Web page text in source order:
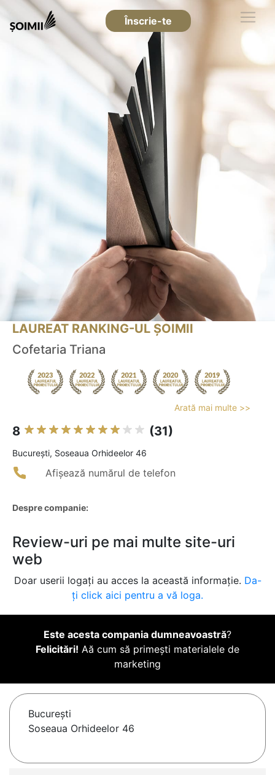
Înscrie-te
LAUREAT RANKING-UL ȘOIMII
Cofetaria Triana
Arată mai multe >>
8 (31)
Bucureşti, Soseaua Orhideelor 46
Afișează numărul de telefon
Despre companie:
Review-uri pe mai multe site-uri
web
Doar userii logați au acces la această informație. Da-
ți click aici pentru a vă loga.
Este acesta compania dumneavoastră?
Felicitări! Aă cum să primești materialele de
marketing
Bucureşti
Soseaua Orhideelor 46